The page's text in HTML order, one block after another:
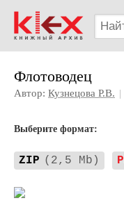
Флотоводец
Автор: Кузнецова Р.В. |
Выберите формат:
ZIP (2,5 Mb) P